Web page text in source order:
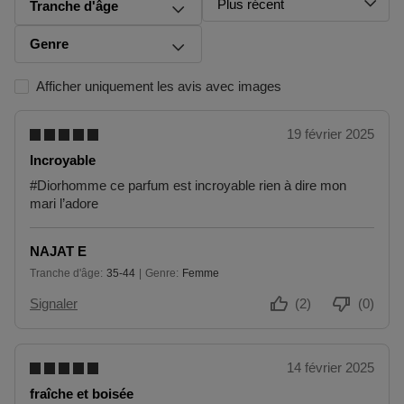
jours pour retourner les produits. Pour annuler votre
formulaire de retour
ous pouvez également retourner ou échanger le produit dans
remplir un formulaire de retour pour cela. Veuillez apporter votre
Accédez à plus d’informations et à la FAQ sur les retours.
Tranche d'âge
Genre
Afficher uniquement les avis avec images
Plus récent
19 février 2025
Incroyable
#Diorhomme ce parfum est incroyable rien à dire mon
mari l’adore
NAJAT E
Tranche d'âge
De 35 à 44 35-44 Genre Femme
Signaler (0)
(2)
14 février 2025
fraîche et boisée